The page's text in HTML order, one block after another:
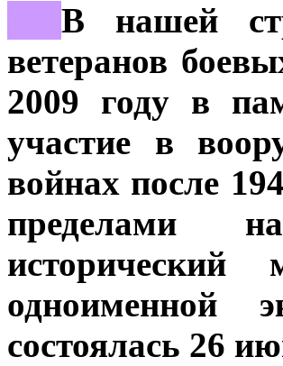
В нашей
ветеранов
2009 году в
участие в
войнах после
пределами
одноименной
состоялась 26